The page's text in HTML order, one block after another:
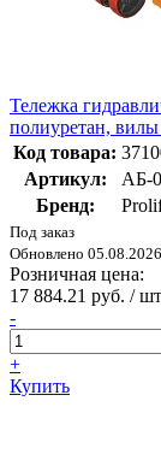
Тележка
полиуретан,
Код товара:
Артикул:
АБ-
Бренд:
Под заказ
Обновлено 05.08.2026
Розничная цена:
17 884.21 руб. / шт
-
+
Купить